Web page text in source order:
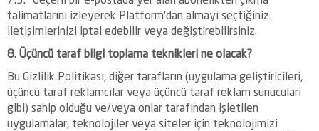
talimatlarını izleyerek Platform'dan almayı seçtiğiniz
iletişimlerinizi iptal edebilir veya değiştirebilirsiniz.
8. Üçüncü taraf bilgi toplama teknikleri ne olacak?
Bu Gizlilik Politikası, diğer tarafların (uygulama geliştiricileri,
üçüncü taraf reklamcılar veya üçüncü taraf reklam sunucuları
gibi) sahip olduğu ve/veya onlar tarafından işletilen
uygulamalar, teknolojiler veya siteler için teknolojimizi